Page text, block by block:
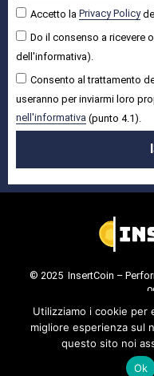
Accetto la Privacy Policy
Do il consenso a ricevere
dell'informativa).
Consento al trattamento
useranno per inviarmi loro
nell'informativa (punto 4.1).
© 2025 InsertCoin –
Cookie
Utilizziamo i cookie per
migliore esperienza sul
questo sito noi
Ok